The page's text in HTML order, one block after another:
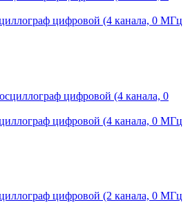
цифровой (4 канала, 0 МГц
цифровой (4 канала, 0 МГц